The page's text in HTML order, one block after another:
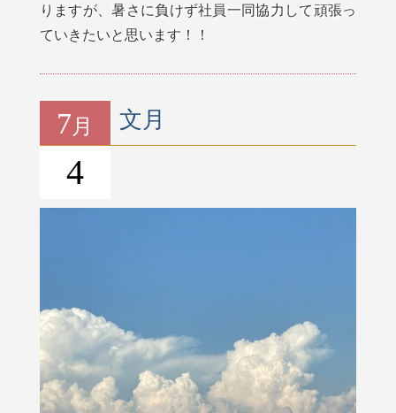
りますが、暑さに負けず社員一同協力して頑張っ
ていきたいと思います！！
7 月
4
文月